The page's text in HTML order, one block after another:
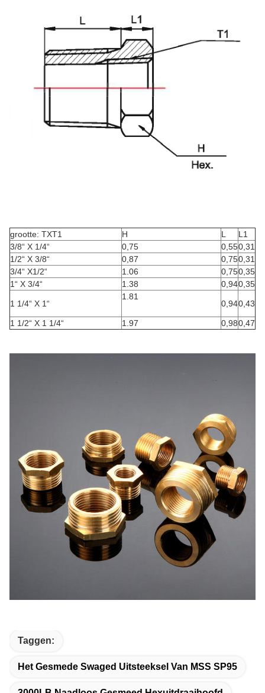
grootte: TXT1 H L
L1
3/8“ X 1/4“
0,75 0,550,31
1/2“ X 3/8“
0,87 0,750,31
3/4“ X1/2“
1.06 0,750,35
1“ X 3/4“
1.38 0,940,35
1 1/4“ X 1“
1.81
0,940,43
1 1/2“ X 1 1/4“ 1.97 0,980,47
Taggen:
Het Gesmede Swaged Uitsteeksel Van MSS SP95